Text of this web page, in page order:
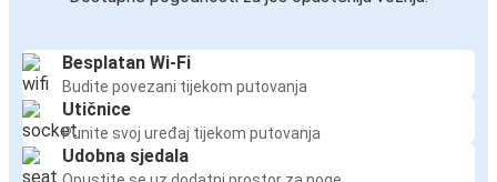
Besplatan Wi-Fi
Budite povezani tijekom putovanja
Utičnice
Punite svoj uređaj tijekom putovanja
Udobna sjedala